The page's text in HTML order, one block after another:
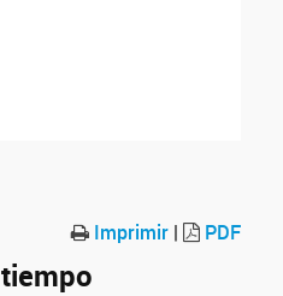
Imprimir | PDF